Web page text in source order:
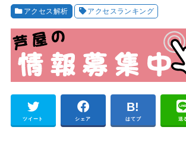
アクセス解析 アクセスランキング
ツイート シェア はてブ 送